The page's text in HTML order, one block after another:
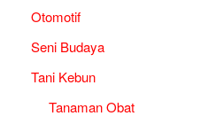
Otomotif
Seni Budaya
Tani Kebun
Tanaman Obat